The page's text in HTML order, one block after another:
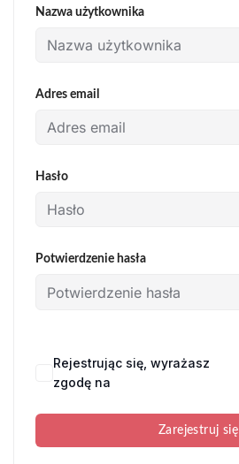
Nazwa użytkownika
Adres email
Hasło
Potwierdzenie hasła
Rejestrując się, wyrażasz
zgodę na
Zarejestruj się